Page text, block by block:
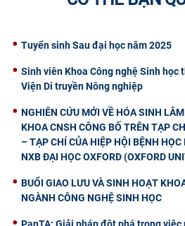
Tuyển sinh Sau đại học năm 2025
Sinh viên Khoa Công nghệ Sinh học
Viện Di truyền Nông nghiệp
NGHIÊN CỨU MỚI VỀ HÓA SINH
KHOA CNSH CÔNG BỐ TRÊN TẠP
– TẠP CHÍ CỦA HIỆP HỘI BỆNH
NXB ĐẠI HỌC OXFORD (OXFORD
BUỔI GIAO LƯU VÀ SINH HOẠT
NGÀNH CÔNG NGHỆ SINH HỌC